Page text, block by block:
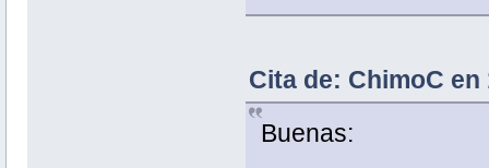
Cita de: ChimoC en
Buenas: